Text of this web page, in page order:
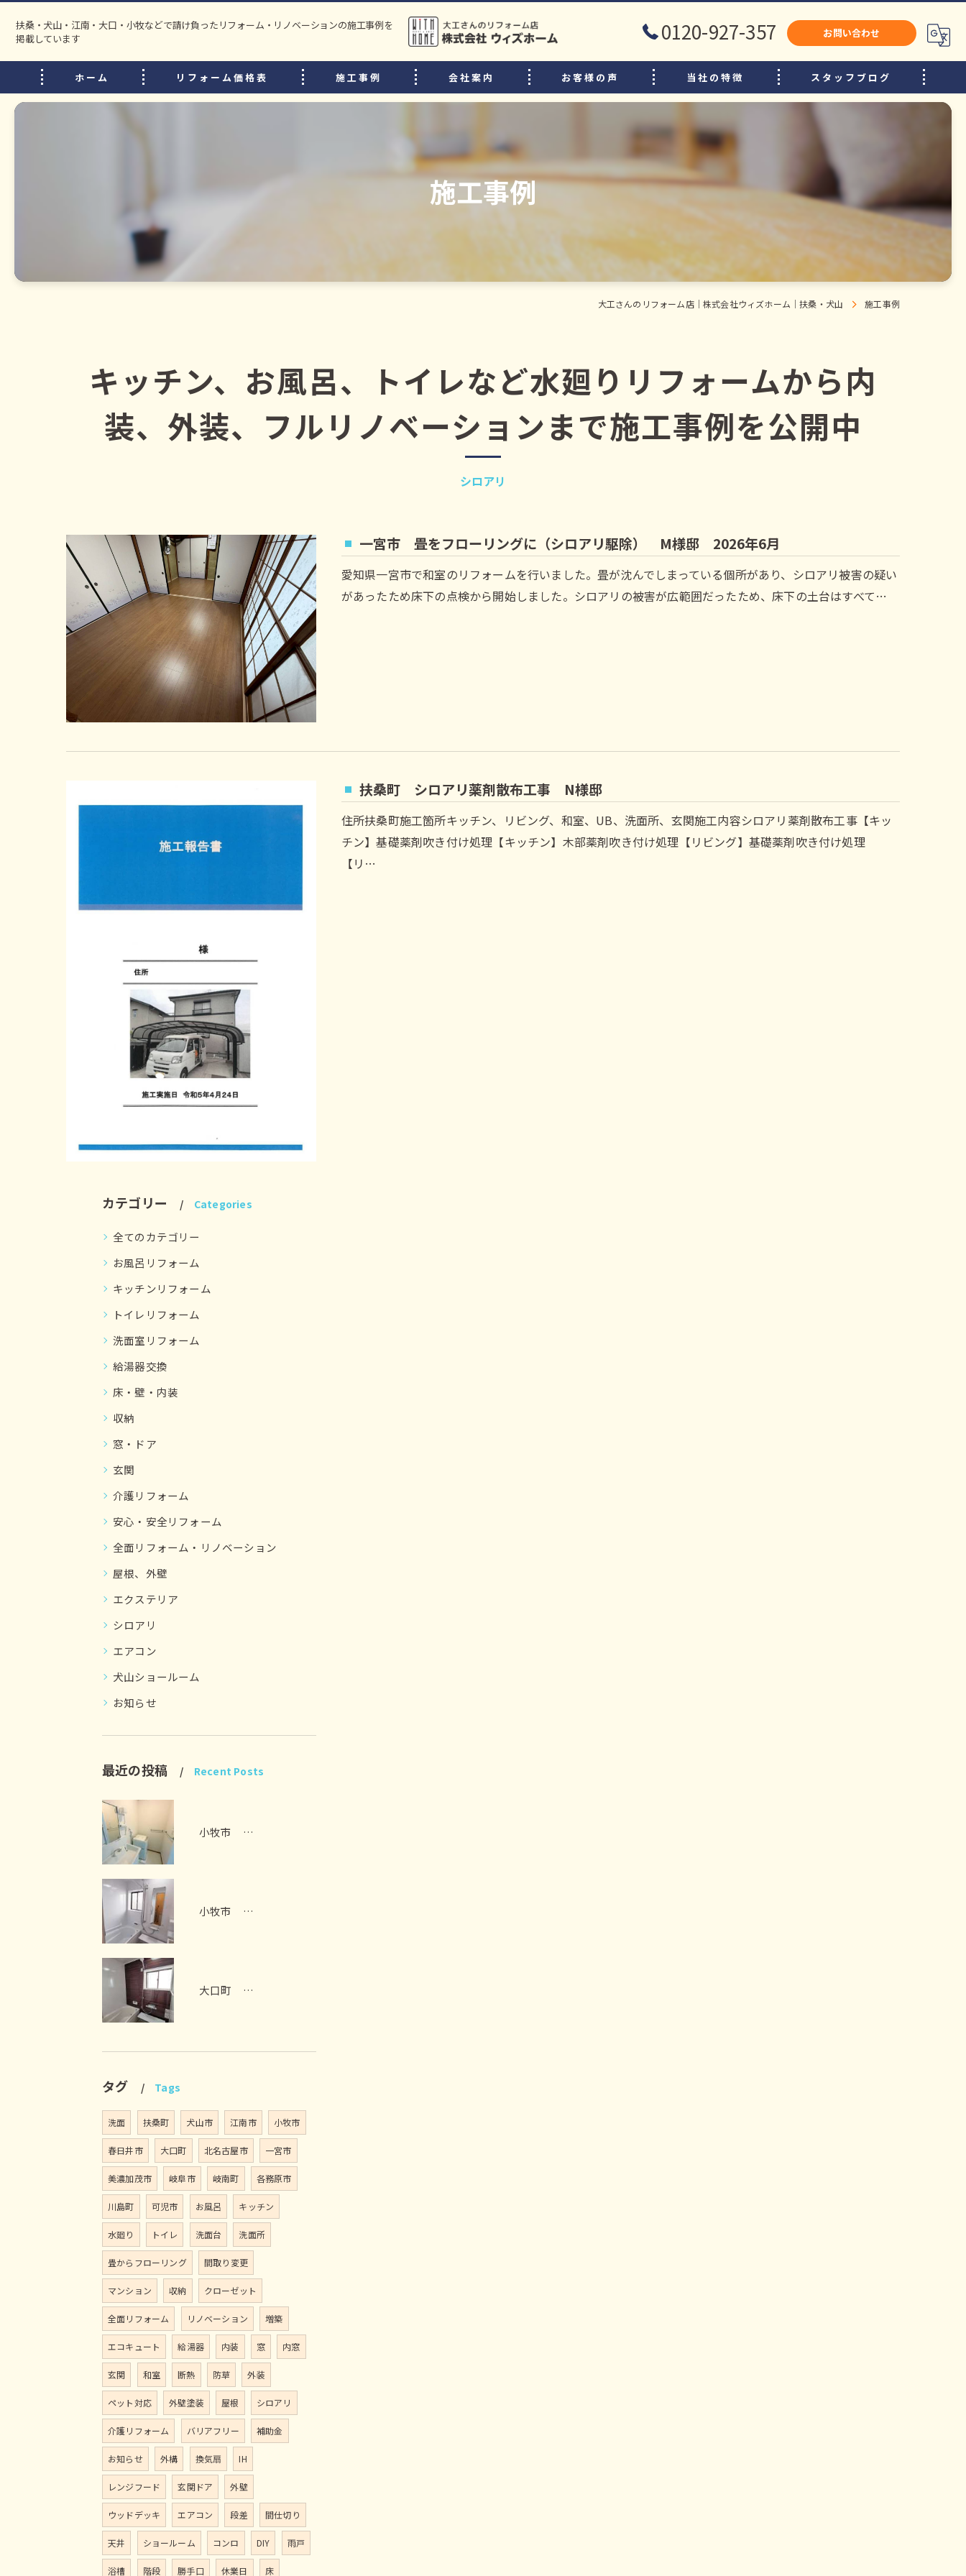
扶桑・犬山・江南・大口・小牧などで請け負ったリフォーム・リノベーションの施工事例を
掲載しています
0120-927-357 お問い合わせ
ホーム リフォーム価格表 施工事例 会社案内
リフォームの流れ
中古住宅購入後のリフォームのポイント
お客様の声 当社の特徴
江南市のリフォーム
小牧市のリフォーム
内装
増改築
スタッフブログ
施工事例
大工さんのリフォーム店｜株式会社ウィズホーム｜扶桑・犬山 施工事例
キッチン、お風呂、トイレなど水廻りリフォームから内
装、外装、フルリノベーションまで施工事例を公開中
シロアリ
一宮市 畳をフローリングに（シロアリ駆除） M様邸 2026年6月
愛知県一宮市で和室のリフォームを行いました。畳が沈んでしまっている個所があり、シロアリ被害の疑い
があったため床下の点検から開始しました。シロアリの被害が広範囲だったため、床下の土台はすべて…
扶桑町 シロアリ薬剤散布工事 N様邸
住所扶桑町施工箇所キッチン、リビング、和室、UB、洗面所、玄関施工内容シロアリ薬剤散布工事【キッ
チン】基礎薬剤吹き付け処理【キッチン】木部薬剤吹き付け処理【リビング】基礎薬剤吹き付け処理
【リ…
カテゴリー Categories
全てのカテゴリー
お風呂リフォーム
キッチンリフォーム
トイレリフォーム
洗面室リフォーム
給湯器交換
床・壁・内装
収納
窓・ドア
玄関
介護リフォーム
安心・安全リフォーム
全面リフォーム・リノベーション
屋根、外壁
エクステリア
シロアリ
エアコン
犬山ショールーム
お知らせ
最近の投稿 Recent Posts
小牧市 洗面脱衣室リフォーム I様邸 2026年7月
小牧市 お風呂リフォーム I様邸 2026年7月
大口町 お風呂リフォーム M様邸 2026年7月
タグ Tags
洗面 扶桑町 犬山市 江南市 小牧市
春日井市 大口町 北名古屋市 一宮市
美濃加茂市 岐阜市 岐南町 各務原市
川島町 可児市 お風呂 キッチン
水廻り トイレ 洗面台 洗面所
畳からフローリング 間取り変更
マンション 収納 クローゼット
全面リフォーム リノベーション 増築
エコキュート 給湯器 内装 窓 内窓
玄関 和室 断熱 防草 外装
ペット対応 外壁塗装 屋根 シロアリ
介護リフォーム バリアフリー 補助金
お知らせ 外構 換気扇 IH
レンジフード 玄関ドア 外壁
ウッドデッキ エアコン 段差 間仕切り
天井 ショールーム コンロ DIY 雨戸
浴槽 階段 勝手口 休業日 床